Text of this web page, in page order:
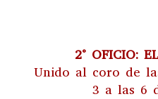
2° OFICIO:
Unido al coro de
3 a las 6